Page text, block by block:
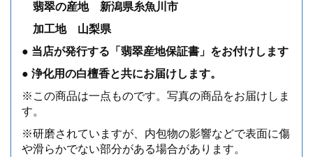
翡翠の産地 新潟県糸魚川市
加工地 山梨県
● 当店が発行する「翡翠産地保証書」をお付けします
● 浄化用の白檀香と共にお届けします。
※この商品は一点ものです。写真の商品をお届けしま
す。
※研磨されていますが、内包物の影響などで表面に傷
や滑らかでない部分がある場合があります。